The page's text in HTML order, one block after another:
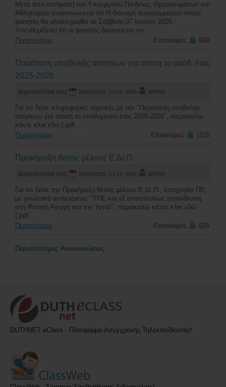
Μετά από απόφαση του Υπουργείου Παιδείας, Θρησκευμάτων και
Αθλητισμού ανακοινώνεται ότι Η διανομή συγγραμμάτων στους
φοιτητές θα ολοκληρωθεί το Σάββατο 07 Ιουνίου 2025.
Υπενθυμίζεται ότι οι φοιτητές δικαιούνται να...
Περισσότερα
Επισκέψεις 908
Παράταση υποβολής αιτήσεων για σίτιση το ακαδ. έτος
2025-2026
Δημοσιεύτηκε στις 29/05/2025, 21:29 από admin
Για να δείτε πληροφορίες σχετικές με την "Παράταση υποβολής
αιτήσεων για σίτιση το ακαδημαϊκό έτος 2025-2026", παρακαλώ
κάντε κλικ εδώ (.pdf:...
Περισσότερα
Επισκέψεις 1115
Προκήρυξη θέσης μέλους Ε.ΔΙ.Π.
Δημοσιεύτηκε στις 29/05/2025, 21:14 από admin
Για να δείτε την Προκήρυξη θέσης μέλους Ε.ΔΙ.Π., κατηγορία ΠΕ,
με γνωστικό αντικείμενο: "ΤΠΕ και εξ αποστάσεως εκπαίδευση
στη Φυσική Αγωγή και την Υγεία", παρακαλώ κάντε κλικ εδώ
(.pdf:...
Περισσότερα
Επισκέψεις 926
Περισσότερες Ανακοινώσεις
DUTHNET eClass - Πλατφόρμα Ασύγχρονης Τηλεκπαίδευσης!